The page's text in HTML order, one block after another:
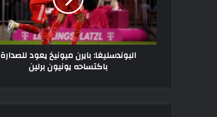
باكتساحه
يونيون
برلين
البوندسليغا: بايرن ميونيخ يعود للصدارة
باكتساحه يونيون برلين